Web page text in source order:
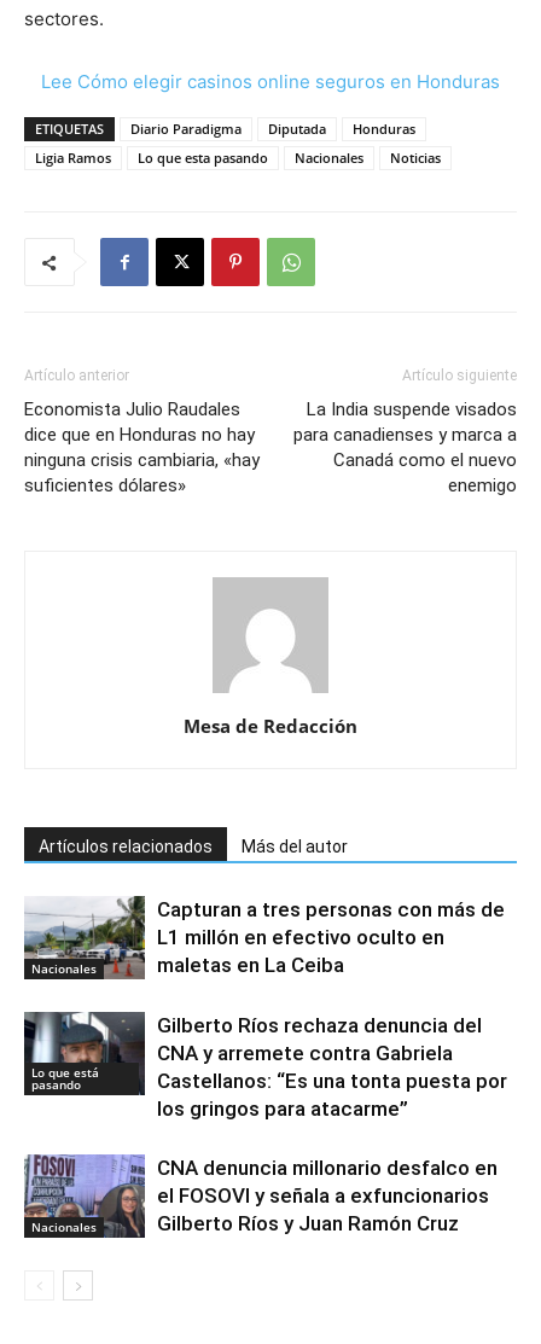
sectores.
Lee Cómo elegir casinos online seguros en Honduras
ETIQUETAS Diario Paradigma Diputada
Honduras
Ligia Ramos
Lo que esta pasando Nacionales Noticias
Artículo anterior
Economista Julio Raudales
dice que en Honduras no hay
ninguna crisis cambiaria, «hay
suficientes dólares»
Artículo siguiente
La India suspende visados
para canadienses y marca a
Canadá como el nuevo
enemigo
Mesa de Redacción
Artículos relacionados Más del autor
Nacionales
Capturan a tres personas con más de
L1 millón en efectivo oculto en
maletas en La Ceiba
Lo que está
pasando
Gilberto Ríos rechaza denuncia del
CNA y arremete contra Gabriela
Castellanos: “Es una tonta puesta por
los gringos para atacarme”
Nacionales
CNA denuncia millonario desfalco en
el FOSOVI y señala a exfuncionarios
Gilberto Ríos y Juan Ramón Cruz